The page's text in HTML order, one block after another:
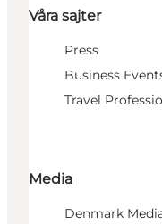
Våra sajter
Press
Business
Travel
Media
Denmark